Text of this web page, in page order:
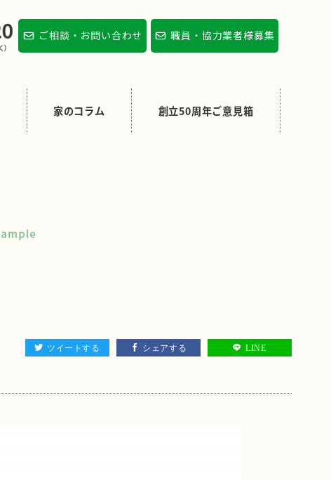
ご相談・お問い合わせ 職員・協力業者様募集
家のコラム 創立50周年ご意見箱
ツイートする シェアする LINE